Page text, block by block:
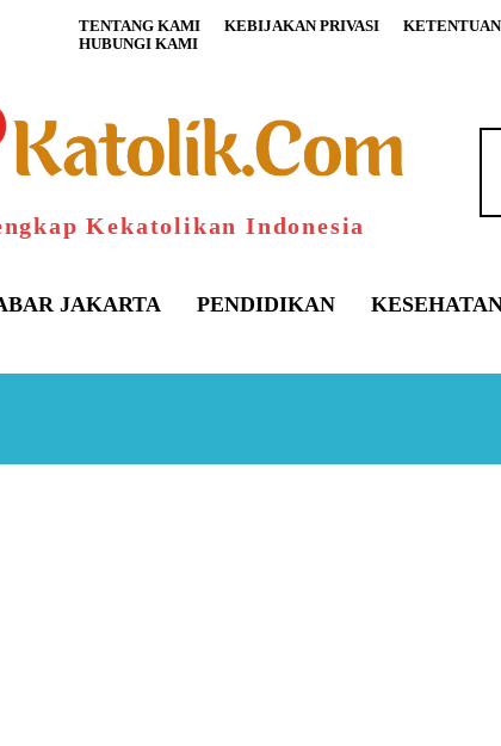
TENTANG KAMI KEBIJAKAN PRIVASI
HUBUNGI KAMI
Kekatolikan Indonesia
JAKARTA PENDIDIKAN